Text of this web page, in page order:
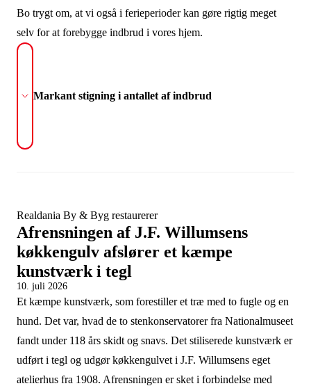
Bo trygt om, at vi også i ferieperioder kan gøre rigtig meget
selv for at forebygge indbrud i vores hjem.
Markant stigning i antallet af indbrud
Realdania By & Byg restaurerer
Afrensningen af J.F. Willumsens
køkkengulv afslører et kæmpe
kunstværk i tegl
10. juli 2026
Et kæmpe kunstværk, som forestiller et træ med to fugle og en
hund. Det var, hvad de to stenkonservatorer fra Nationalmuseet
fandt under 118 års skidt og snavs. Det stiliserede kunstværk er
udført i tegl og udgør køkkengulvet i J.F. Willumsens eget
atelierhus fra 1908. Afrensningen er sket i forbindelse med